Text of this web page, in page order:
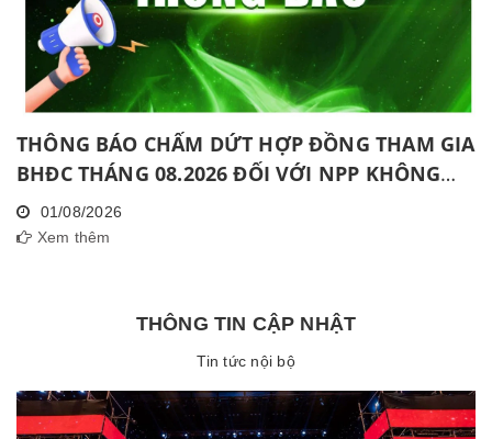
THÔNG BÁO CHẤM DỨT HỢP ĐỒNG THAM GIA
BHĐC THÁNG 08.2026 ĐỐI VỚI NPP KHÔNG
HOÀN THÀNH MỨC NĂNG ĐỘNG LIÊN TỤC
TRONG 06 THÁNG VÀ KHÔNG HOÀN THÀNH
01/08/2026
Xem thêm
THÔNG TIN CẬP NHẬT
Tin tức nội bộ